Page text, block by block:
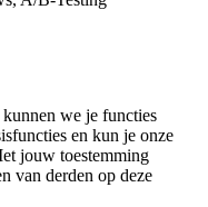
kunnen we je functies
en kun je onze
jouw toestemming
van derden op deze